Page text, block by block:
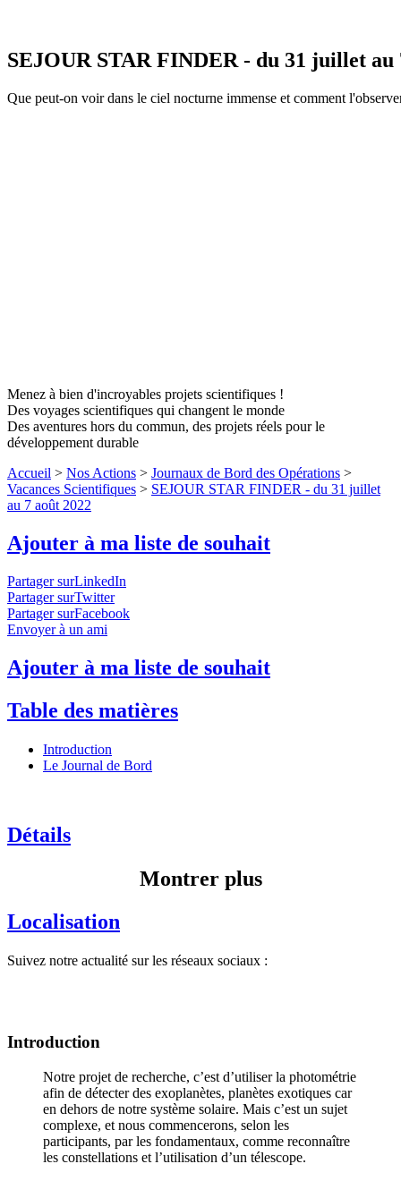
SEJOUR STAR FINDER - du 31 juillet au
Que peut-on voir dans le ciel nocturne immense et comment
Menez à bien d'incroyables projets scientifiques !
Des voyages scientifiques qui changent le monde
Des aventures hors du commun, des projets réels pour le
développement durable
Accueil > Nos Actions > Journaux de Bord des Opérations >
Vacances Scientifiques > SEJOUR STAR FINDER - du 31 juillet
au 7 août 2022
Ajouter à ma liste de souhait
Partager surLinkedIn
Partager surTwitter
Partager surFacebook
Envoyer à un ami
Ajouter à ma liste de souhait
Table des matières
Introduction
Le Journal de Bord
Détails
Montrer plus
Localisation
Suivez notre actualité sur les réseaux sociaux :
Introduction
Notre projet de recherche, c’est d’utiliser la photométrie
afin de détecter des exoplanètes, planètes exotiques car
en dehors de notre système solaire. Mais c’est un sujet
complexe, et nous commencerons, selon les
participants, par les fondamentaux, comme reconnaître
les constellations et l’utilisation d’un télescope.